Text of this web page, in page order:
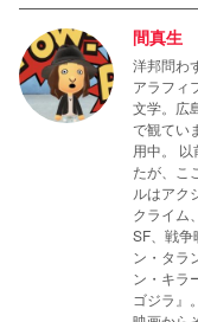
間真生
洋邦問わ
アラフィ
文学。広
で観てい
用中。
たが、こ
ルはアク
クライム
SF、戦争
ン・タラ
ン・キラ
ゴジラ』